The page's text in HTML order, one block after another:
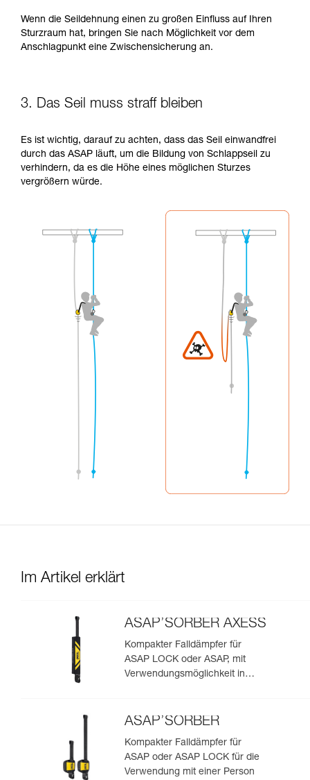
Wenn die Seildehnung einen zu großen Einfluss auf Ihren
Sturzraum hat, bringen Sie nach Möglichkeit vor dem
Anschlagpunkt eine Zwischensicherung an.
3. Das Seil muss straff bleiben
Es ist wichtig, darauf zu achten, dass das Seil einwandfrei
durch das ASAP läuft, um die Bildung von Schlappseil zu
verhindern, da es die Höhe eines möglichen Sturzes
vergrößern würde.
Im Artikel erklärt
ASAP’SORBER AXESS
Kompakter Falldämpfer für
ASAP LOCK oder ASAP, mit
Verwendungsmöglichkeit in
ASAP’SORBER
Kompakter Falldämpfer für
ASAP oder ASAP LOCK für die
Verwendung mit einer Person